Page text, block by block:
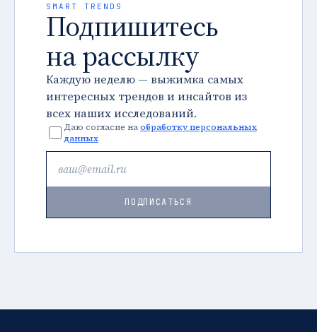
SMART TRENDS
Подпишитесь
на рассылку
Каждую неделю — выжимка самых
интересных трендов и инсайтов из
всех наших исследований.
Даю согласие наобработку персональных
данных
ПОДПИСАТЬСЯ